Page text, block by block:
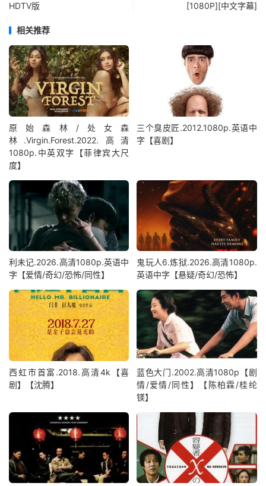
HDTV版
[1080P][中文字幕]
相关推荐
原始森林/处女森
林.Virgin.Forest.2022.高清
1080p.中英双字【菲律宾大尺
度】
三个臭皮匠.2012.1080p.英语中
字【喜剧】
利未记.2026.高清1080p.英语中
字【爱情/奇幻/恐怖/同性】
鬼玩人6.炼狱.2026.高清1080p.
英语中字【悬疑/奇幻/恐怖】
西虹市首富.2018.高清4k【喜
剧】【沈腾】
蓝色大门.2002.高清1080p【剧
情/爱情/同性】【陈柏霖/桂纶
镁】